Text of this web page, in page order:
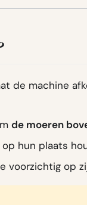
de machine
de moeren
hun plaats
voorzichtig op